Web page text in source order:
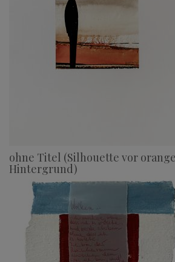
ohne Titel (Silhouette vor
Hintergrund)